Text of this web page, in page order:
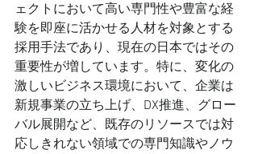
ェクトにおいて高い専門性や豊富な経
験を即座に活かせる人材を対象とする
採用手法であり、現在の日本ではその
重要性が増しています。特に、変化の
激しいビジネス環境において、企業は
新規事業の立ち上げ、DX推進、グロー
バル展開など、既存のリソースでは対
応しきれない領域での専門知識やノウ